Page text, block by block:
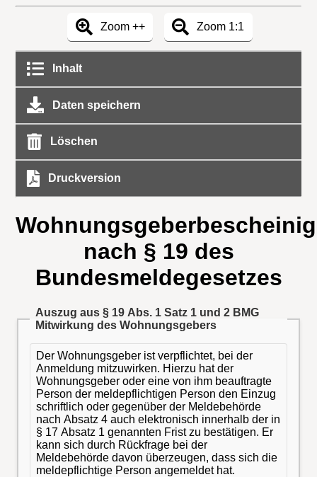
Zoom ++ Zoom 1:1
Inhalt
Daten speichern
Löschen
Druckversion
nach § 19 des
Bundesmeldegesetzes
Auszug aus § 19 Abs. 1 Satz 1 und 2 BMG
Mitwirkung des Wohnungsgebers
Der Wohnungsgeber ist verpflichtet, bei der
Anmeldung mitzuwirken. Hierzu hat der
Wohnungsgeber oder eine von ihm beauftragte
Person der meldepflichtigen Person den Einzug
schriftlich oder gegenüber der Meldebehörde
nach Absatz 4 auch elektronisch innerhalb der in
§ 17 Absatz 1 genannten Frist zu bestätigen. Er
kann sich durch Rückfrage bei der
Meldebehörde davon überzeugen, dass sich die
meldepflichtige Person angemeldet hat.